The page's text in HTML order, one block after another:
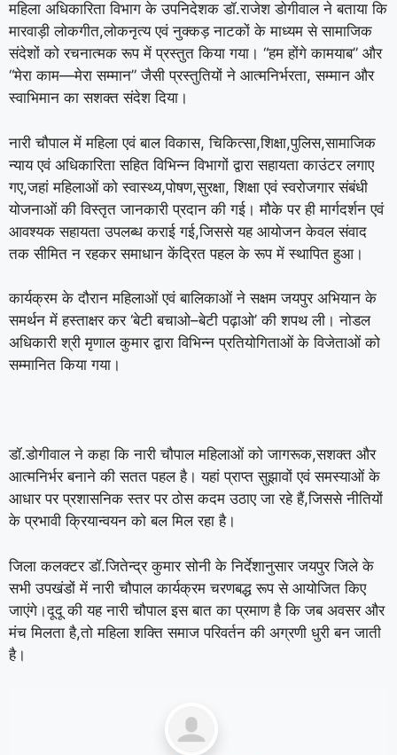
महिला अधिकारिता विभाग के उपनिदेशक डॉ.राजेश डोगीवाल ने बताया कि
मारवाड़ी लोकगीत,लोकनृत्य एवं नुक्कड़ नाटकों के माध्यम से सामाजिक
संदेशों को रचनात्मक रूप में प्रस्तुत किया गया। “हम होंगे कामयाब” और
“मेरा काम—मेरा सम्मान” जैसी प्रस्तुतियों ने आत्मनिर्भरता, सम्मान और
स्वाभिमान का सशक्त संदेश दिया।
नारी चौपाल में महिला एवं बाल विकास, चिकित्सा,शिक्षा,पुलिस,सामाजिक
न्याय एवं अधिकारिता सहित विभिन्न विभागों द्वारा सहायता काउंटर लगाए
गए,जहां महिलाओं को स्वास्थ्य,पोषण,सुरक्षा, शिक्षा एवं स्वरोजगार संबंधी
योजनाओं की विस्तृत जानकारी प्रदान की गई। मौके पर ही मार्गदर्शन एवं
आवश्यक सहायता उपलब्ध कराई गई,जिससे यह आयोजन केवल संवाद
तक सीमित न रहकर समाधान केंद्रित पहल के रूप में स्थापित हुआ।
कार्यक्रम के दौरान महिलाओं एवं बालिकाओं ने सक्षम जयपुर अभियान के
समर्थन में हस्ताक्षर कर ‘बेटी बचाओ–बेटी पढ़ाओ’ की शपथ ली। नोडल
अधिकारी श्री मृणाल कुमार द्वारा विभिन्न प्रतियोगिताओं के विजेताओं को
सम्मानित किया गया।
डॉ.डोगीवाल ने कहा कि नारी चौपाल महिलाओं को जागरूक,सशक्त और
आत्मनिर्भर बनाने की सतत पहल है। यहां प्राप्त सुझावों एवं समस्याओं के
आधार पर प्रशासनिक स्तर पर ठोस कदम उठाए जा रहे हैं,जिससे नीतियों
के प्रभावी क्रियान्वयन को बल मिल रहा है।
जिला कलक्टर डॉ.जितेन्द्र कुमार सोनी के निर्देशानुसार जयपुर जिले के
सभी उपखंडों में नारी चौपाल कार्यक्रम चरणबद्ध रूप से आयोजित किए
जाएंगे।दूदू की यह नारी चौपाल इस बात का प्रमाण है कि जब अवसर और
मंच मिलता है,तो महिला शक्ति समाज परिवर्तन की अग्रणी धुरी बन जाती
है।